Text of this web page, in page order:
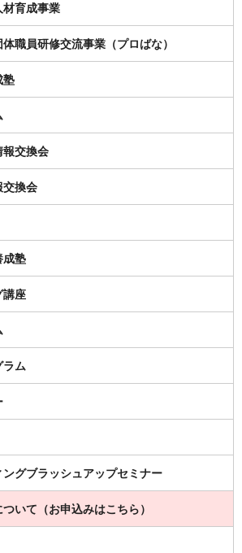
育成事業
職員研修交流事業（プロばな）
塾
報交換会
交換会
成塾
講座
ラム
グブラッシュアップセミナー
いて（お申込みはこちら）